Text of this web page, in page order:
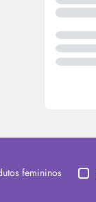
femininos